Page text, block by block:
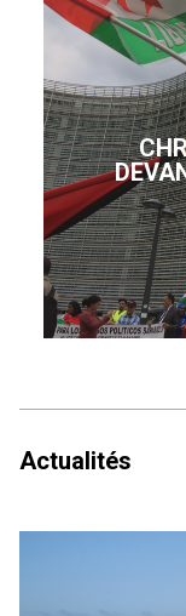
Actualités